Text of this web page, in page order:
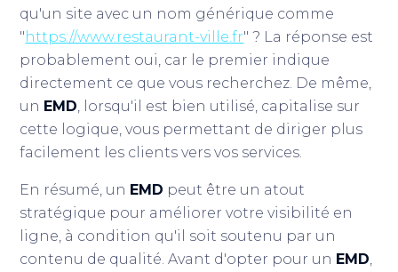
qu'un site avec un nom générique comme
"https://www.restaurant-ville.fr" ? La réponse est
probablement oui, car le premier indique
directement ce que vous recherchez. De même,
un EMD, lorsqu'il est bien utilisé, capitalise sur
cette logique, vous permettant de diriger plus
facilement les clients vers vos services.
En résumé, un EMD peut être un atout
stratégique pour améliorer votre visibilité en
ligne, à condition qu'il soit soutenu par un
contenu de qualité. Avant d'opter pour un EMD,